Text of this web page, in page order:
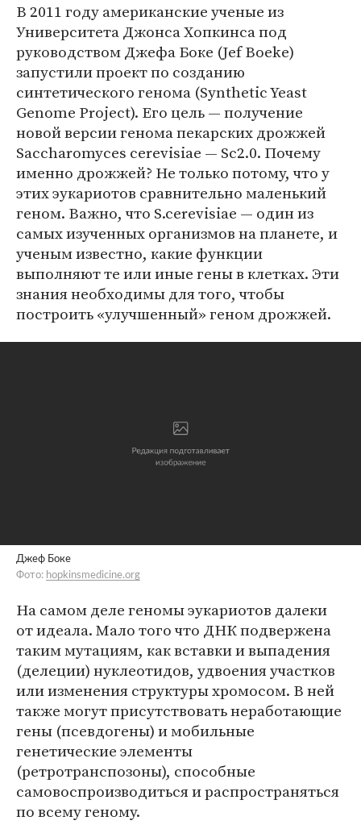
В 2011 году американские ученые из
Университета Джонса Хопкинса под
руководством Джефа Боке (Jef Boeke)
запустили проект по созданию
синтетического генома (Synthetic Yeast
Genome Project). Его цель — получение
новой версии генома пекарских дрожжей
Saccharomyces cerevisiae — Sc2.0. Почему
именно дрожжей? Не только потому, что у
этих эукариотов сравнительно маленький
геном. Важно, что S.cerevisiae — один из
самых изученных организмов на планете, и
ученым известно, какие функции
выполняют те или иные гены в клетках. Эти
знания необходимы для того, чтобы
построить «улучшенный» геном дрожжей.
Джеф Боке
Фото: hopkinsmedicine.org
На самом деле геномы эукариотов далеки
от идеала. Мало того что ДНК подвержена
таким мутациям, как вставки и выпадения
(делеции) нуклеотидов, удвоения участков
или изменения структуры хромосом. В ней
также могут присутствовать неработающие
гены (псевдогены) и мобильные
генетические элементы
(ретротранспозоны), способные
самовоспроизводиться и распространяться
по всему геному.